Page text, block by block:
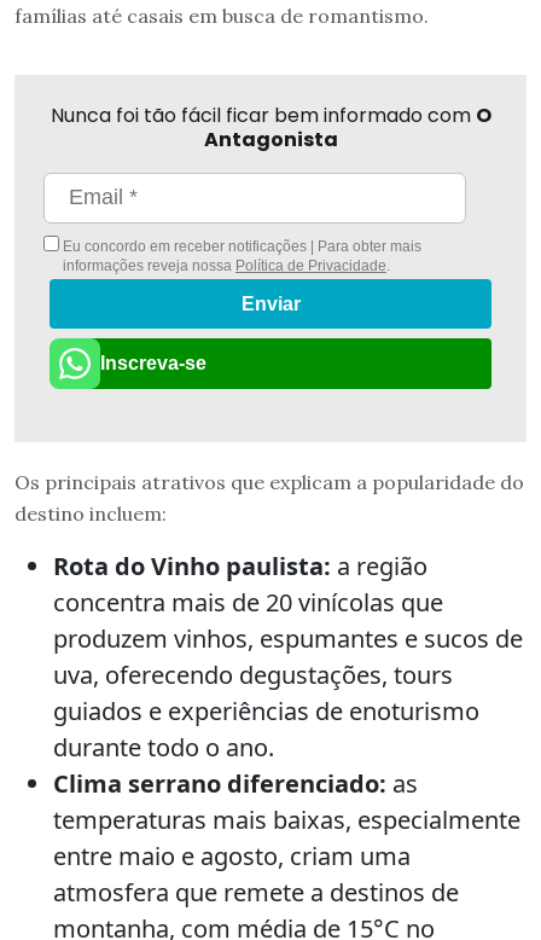
famílias até casais em busca de romantismo.
Nunca foi tão fácil ficar bem informado com O
Antagonista
Eu concordo em receber notificações | Para obter mais
informações reveja nossa Política de Privacidade
Enviar
Inscreva-se
Os principais atrativos que explicam a popularidade do
destino incluem:
Rota do Vinho paulista: a região
concentra mais de 20 vinícolas que
produzem vinhos, espumantes e sucos de
uva, oferecendo degustações, tours
guiados e experiências de enoturismo
durante todo o ano.
Clima serrano diferenciado: as
temperaturas mais baixas, especialmente
entre maio e agosto, criam uma
atmosfera que remete a destinos de
montanha, com média de 15°C no